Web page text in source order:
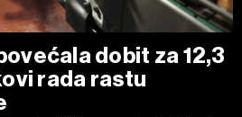
detalje“. Privolu možete u bilo
negativnih posljedica.
dobit za 12,3
rada rastu